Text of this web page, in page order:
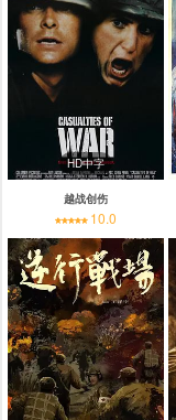
HD中字
越战创伤
10.0